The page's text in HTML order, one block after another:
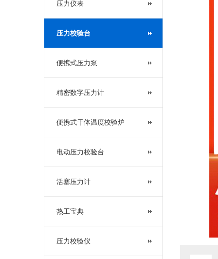
压力仪表
压力校验台
便携式压力泵
精密数字压力计
便携式干体温度校验炉
电动压力校验台
活塞压力计
热工宝典
压力校验仪